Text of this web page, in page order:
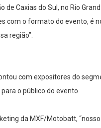
de Caxias do Sul, no Rio
com o formato do evento, é
região”.
com expositores do
o público do evento.
da MXF/Motobatt,